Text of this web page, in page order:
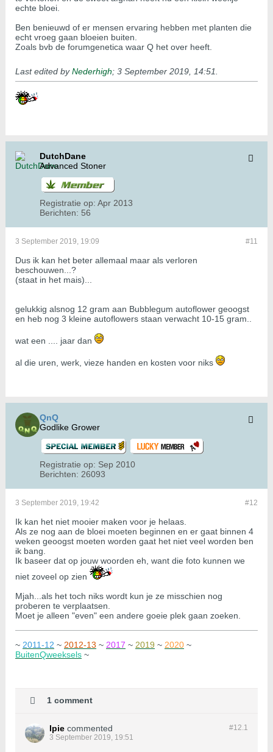
echte bloei.
Ben benieuwd of er mensen ervaring hebben met planten die
echt vroeg gaan bloeien buiten.
Zoals bvb de forumgenetica waar Q het over heeft.
Last edited byNederhigh; 3 September 2019, 14:51
DutchDane
Advanced Stoner
Registratie op: Apr 2013
Berichten: 56
#11
3 September 2019, 19:09
Dus ik kan het beter allemaal maar als verloren
beschouwen...?
(staat in het mais)...
gelukkig alsnog 12 gram aan Bubblegum autoflower geoogst
en heb nog 3 kleine autoflowers staan verwacht 10-15 gram..
wat een .... jaar dan
al die uren, werk, vieze handen en kosten voor niks
QnQ
Godlike Grower
Registratie op: Sep 2010
Berichten: 26093
#12
3 September 2019, 19:42
Ik kan het niet mooier maken voor je helaas.
Als ze nog aan de bloei moeten beginnen en er gaat binnen 4
weken geoogst moeten worden gaat het niet veel worden ben
ik bang.
Ik baseer dat op jouw woorden eh, want die foto kunnen we
niet zoveel op zien
Mjah...als het toch niks wordt kun je ze misschien nog
proberen te verplaatsen.
Moet je alleen "even" een andere goeie plek gaan zoeken.
~ 2011-12 ~ 2012-13 ~ 2017 ~ 2019 ~ 2020 ~
BuitenQweeksels ~
1 comment
#12.1
Ipie commented
3 September 2019, 19:51